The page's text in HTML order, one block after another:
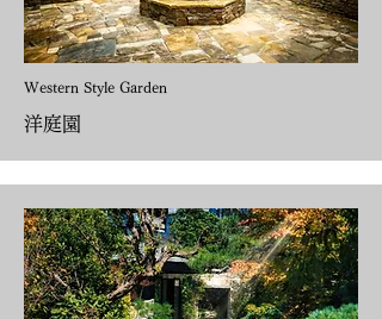
Western Style Garden
洋庭園